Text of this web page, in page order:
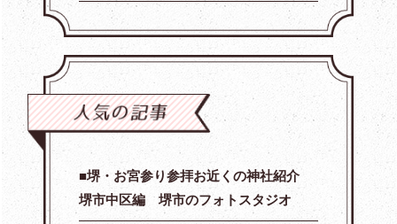
堺・お宮参り参拝お近くの神社紹介
堺市中区編 堺市のフォトスタジオ